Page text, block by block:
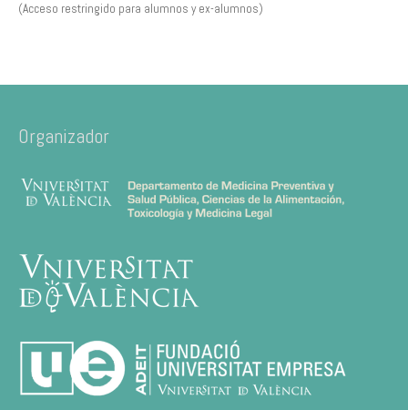
(Acceso restringido para alumnos y ex-alumnos)
Organizador